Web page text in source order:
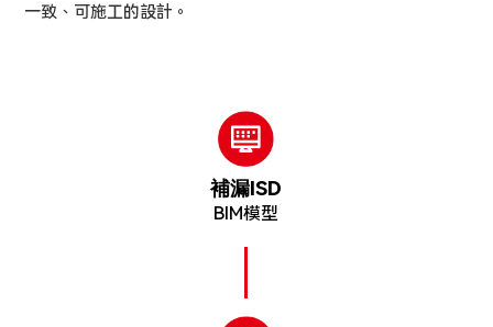
一致、可施工的設計。
補漏ISD
BIM模型